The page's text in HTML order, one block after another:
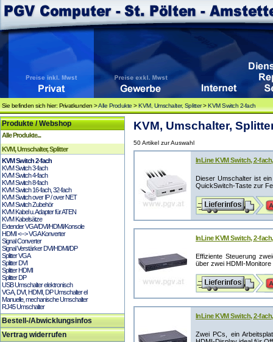
Sie befinden sich hier: Privatkunden >Alle Produkte >KVM, Umschalter, Splitter>KVM Switch 2-fach
Produkte / Webshop
Alle Produkte...
KVM, Umschalter, Splitter
KVM Switch 2-fach
KVM Switch 3-fach
KVM Switch 4-fach
KVM Switch 8-fach
KVM Switch 16-fach, 32-fach
KVM Switch over IP / over NET
KVM Switch Zubehör
KVM Kabel u. Adapter für ATEN
KVM Kabelsätze
Extender VGA/DVI/HDMI/Konsole
HDMI <--> VGA Konverter
Signal Converter
Signal Verstärker DVI/HDMI/DP
Splitter VGA
Splitter DVI
Splitter HDMI
Splitter DP
USB Umschalter elektronisch
VGA, DVI, HDMI, DP Umschalter el
Manuelle, mechanische Umschalter
RJ45 Umschalter
Bestell-/Abwicklungsinfos
Vertrag widerrufen
KVM, Umschalter,
50 Artikel zur Auswahl
InLine KVM Switch, 2-
Dieser Umschalter ist
QuickSwitch-Taste zur
InLine KVM Switch, 2-
Effiziente Steuerung
über zwei HDMI-
InLine KVM Switch, 2-
Zwei PCs, ein